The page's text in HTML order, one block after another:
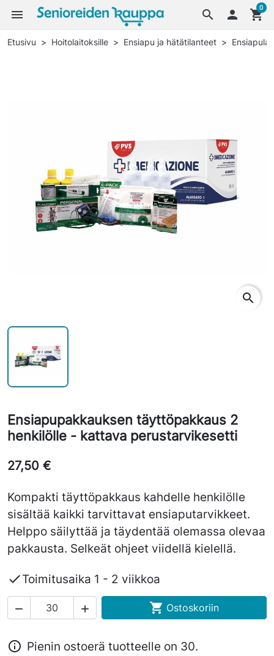
search
menu  shopping_cart
0
Etusivu Hoitolaitoksille Ensiapu ja hätätilanteet
search
Ensiapupakkauksen täyttöpakkaus 2
henkilölle - kattava perustarvikesetti
27,50 €
Kompakti täyttöpakkaus kahdelle henkilölle
sisältää kaikki tarvittavat ensiaputarvikkeet.
Helppo säilyttää ja täydentää olemassa olevaa
pakkausta. Selkeät ohjeet viidellä kielellä.
Toimitusaika 1 - 2 viikkoa
   Ostoskoriin
 Pienin ostoerä tuotteelle on 30.